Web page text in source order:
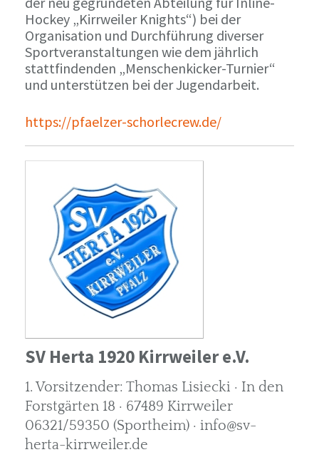
Hockey „Kirrweiler Knights“) bei der
Organisation und Durchführung diverser
Sportveranstaltungen wie dem jährlich
stattfindenden „Menschenkicker-Turnier“
und unterstützen bei der Jugendarbeit.
https://pfaelzer-schorlecrew.de/
SV Herta 1920 Kirrweiler e.V.
1. Vorsitzender: Thomas Lisiecki · In den
Forstgärten 18 · 67489 Kirrweiler
06321/59350 (Sportheim) · info@sv-
herta-kirrweiler.de